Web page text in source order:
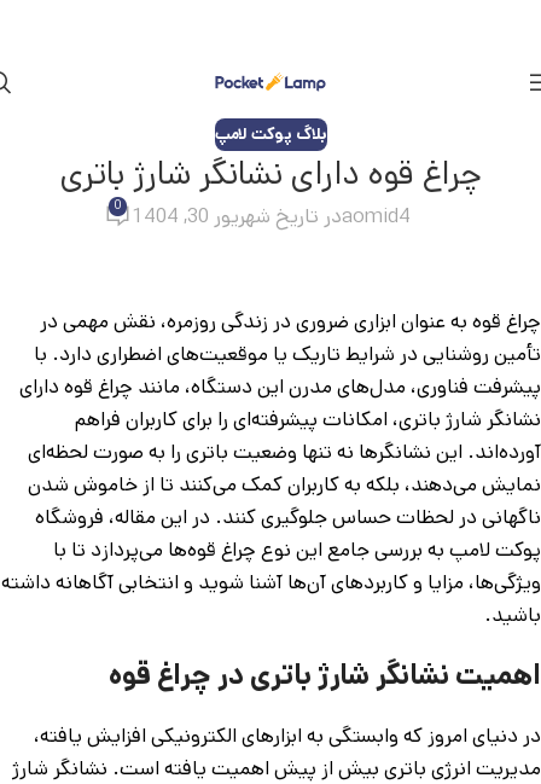
بلاگ پوکت لامپ
چراغ قوه دارای نشانگر شارژ باتری
aomid4در تاریخ شهریور 30, 1404 0
چراغ قوه به عنوان ابزاری ضروری در زندگی روزمره، نقش مهمی در
تأمین روشنایی در شرایط تاریک یا موقعیت‌های اضطراری دارد. با
پیشرفت فناوری، مدل‌های مدرن این دستگاه، مانند چراغ قوه دارای
نشانگر شارژ باتری، امکانات پیشرفته‌ای را برای کاربران فراهم
آورده‌اند. این نشانگرها نه تنها وضعیت باتری را به صورت لحظه‌ای
نمایش می‌دهند، بلکه به کاربران کمک می‌کنند تا از خاموش شدن
ناگهانی در لحظات حساس جلوگیری کنند. در این مقاله، فروشگاه
پوکت لامپ به بررسی جامع این نوع چراغ قوه‌ها می‌پردازد تا با
ویژگی‌ها، مزایا و کاربردهای آن‌ها آشنا شوید و انتخابی آگاهانه داشته
باشید.
اهمیت نشانگر شارژ باتری در چراغ قوه
در دنیای امروز که وابستگی به ابزارهای الکترونیکی افزایش یافته،
مدیریت انرژی باتری بیش از پیش اهمیت یافته است. نشانگر شارژ